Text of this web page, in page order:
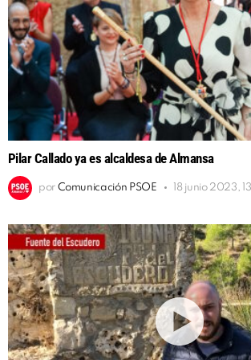
Pilar Callado ya es alcaldesa de Almansa
por Comunicación PSOE 18 junio 2023,